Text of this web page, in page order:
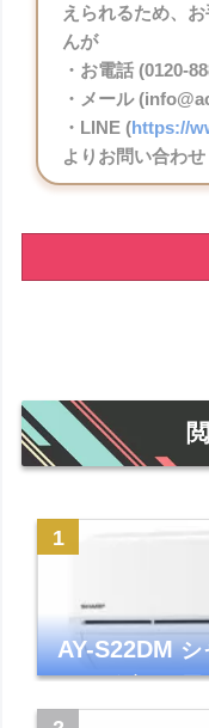
えられるため、
んが
・お電話 (0120-
・メール
・LINE (https://
よりお問い合わせ
AY-S22DMシ
リーズ 主に6